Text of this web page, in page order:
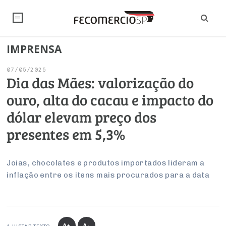
NOTÍCIAS
Editorial
Artigos
Institucional
Debates Fecomercio-SP
PROJETOS ESPECIAIS:
UM BRASIL
Economia
Pesquisas
Brasil
Internacional
Modernização do Estado
Inteligência Artificial
Empresas
Reforma Tributária
Varejo
Sustentabilidade
SINDICATOS
PESQUISAS
Sobre
CONSELHOS
Conselho de Emprego e Relações do Trabalho
EMPRESAS
IMPRENSA
07/05/2025
Dia das Mães: valorização do
ouro, alta do cacau e impacto do
dólar elevam preço dos
presentes em 5,3%
Joias, chocolates e produtos importados lideram a
inflação entre os itens mais procurados para a data